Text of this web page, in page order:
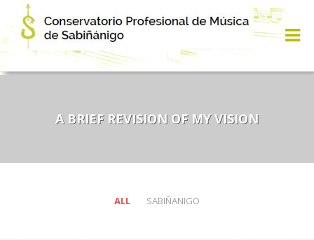
A BRIEF REVISION OF MY VISION
ALL SABIÑANIGO